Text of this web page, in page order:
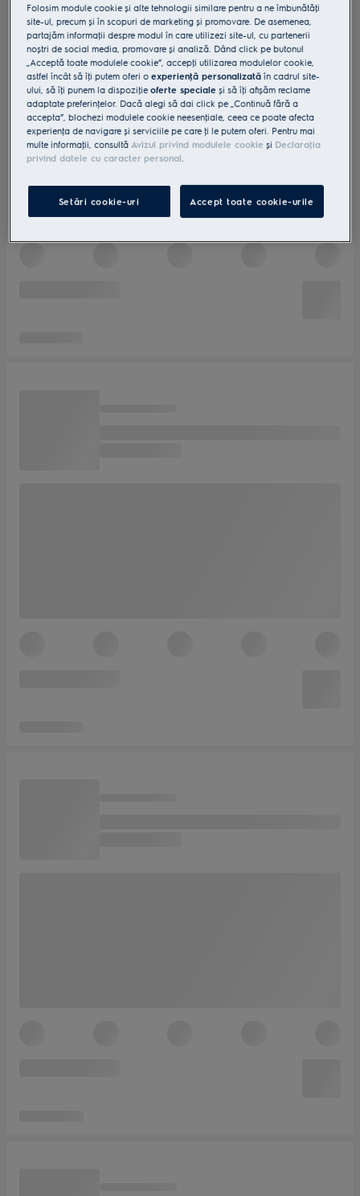
Folosim module cookie și alte tehnologii similare pentru a ne îmbunătăţi
site-ul, precum și în scopuri de marketing și promovare. De asemenea,
partajăm informaţii despre modul în care utilizezi site-ul, cu partenerii
noștri de social media, promovare și analiză. Dând click pe butonul
„Acceptă toate modulele cookie”, accepţi utilizarea modulelor cookie,
astfel încât să îţi putem oferi oexperienţă personalizată în cadrul site-
ului, să îţi punem la dispoziţieoferte speciale și să îţi afișăm reclame
adaptate preferinţelor. Dacă alegi să dai click pe „Continuă fără a
accepta”, blochezi modulele cookie neesenţiale, ceea ce poate afecta
experienţa de navigare și serviciile pe care ţi le putem oferi. Pentru mai
multe informaţii, consultă Avizul privind modulele cookie și Declaraţia
privind datele cu caracter personal.
Setări cookie-uri Accept toate cookie-urile